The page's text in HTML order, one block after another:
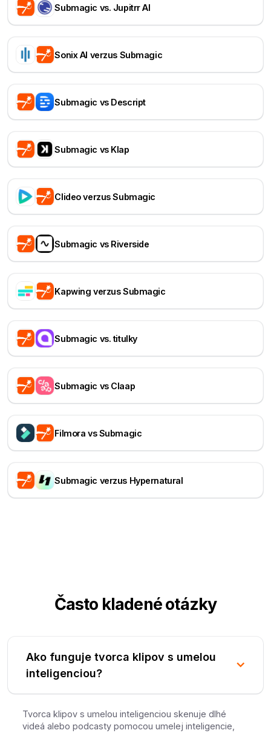
Submagic vs. Jupitrr AI
Sonix AI verzus Submagic
Submagic vs Descript
Submagic vs Klap
Clideo verzus Submagic
Submagic vs Riverside
Kapwing verzus Submagic
Submagic vs. titulky
Submagic vs Claap
Filmora vs Submagic
Submagic verzus Hypernatural
Často kladené otázky
Ako funguje tvorca klipov s umelou
inteligenciou?
Tvorca klipov s umelou inteligenciou skenuje dlhé
videá alebo podcasty pomocou umelej inteligencie,